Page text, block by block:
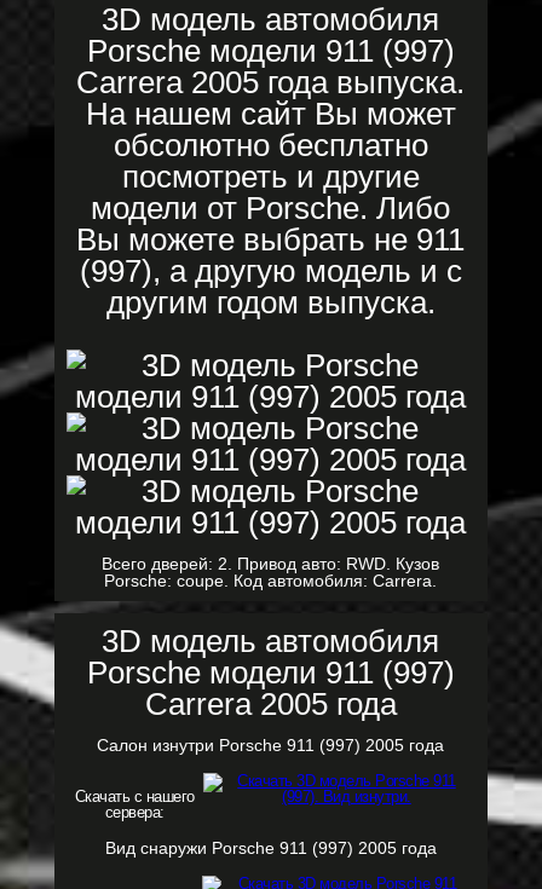
3D модель автомобиля
Porsche модели 911 (997)
Carrera 2005 года выпуска.
На нашем сайт Вы может
обсолютно бесплатно
посмотреть и другие
модели от Porsche. Либо
Вы можете выбрать не 911
(997), а другую модель и с
другим годом выпуска.
Всего дверей: 2. Привод авто: RWD. Кузов
Porsche: coupe. Код автомобиля: Carrera.
3D модель автомобиля
Porsche модели 911 (997)
Carrera 2005 года
Салон изнутри Porsche 911 (997) 2005 года
Скачать с нашего
сервера:
Вид снаружи Porsche 911 (997) 2005 года